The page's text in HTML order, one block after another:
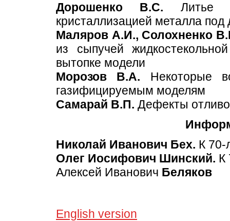
Дорошенко В.C. Литье
кристаллизацией металла под
Маляров А.И., Солохненко
из сыпучей
вытопке модели
Морозов В.А. Некоторые
газифицируемым моделям
Cамарай В.П. Дефекты
Николай Иванович Бех. К 70-
Олег Иосифович Шинский. К
Алексей Иванович Беляков
English version